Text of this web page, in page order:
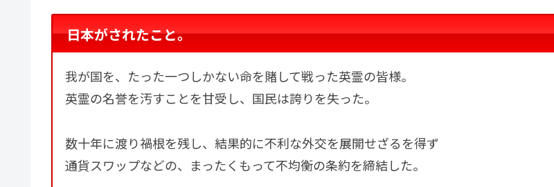
日本がされたこと。
我が国を、たった一つしかない命を賭して戦った英霊の皆様。
英霊の名誉を汚すことを甘受し、国民は誇りを失った。
数十年に渡り禍根を残し、結果的に不利な外交を展開せざるを得ず
通貨スワップなどの、まったくもって不均衡の条約を締結した。